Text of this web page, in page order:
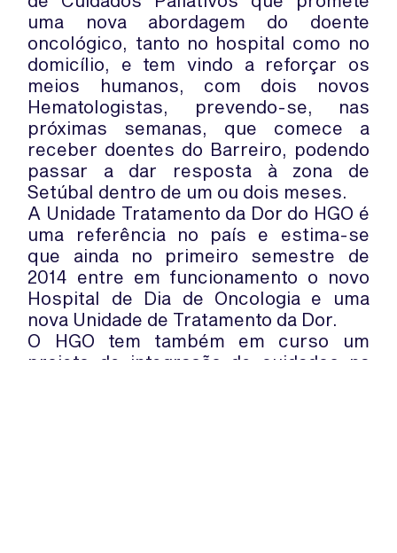
uma nova abordagem do doente
oncológico, tanto no hospital como no
domicílio, e tem vindo a reforçar os
meios humanos, com dois novos
Hematologistas, prevendo-se, nas
próximas semanas, que comece a
receber doentes do Barreiro, podendo
passar a dar resposta à zona de
Setúbal dentro de um ou dois meses.
A Unidade Tratamento da Dor do HGO é
uma referência no país e estima-se
que ainda no primeiro semestre de
2014 entre em funcionamento o novo
Hospital de Dia de Oncologia e uma
nova Unidade de Tratamento da Dor.
O HGO tem também em curso um
projeto de integração de cuidados na